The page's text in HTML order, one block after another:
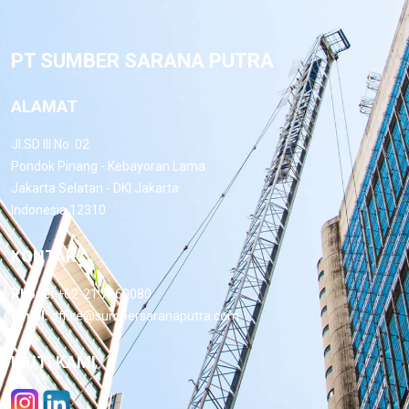
PT SUMBER SARANA PUTRA
ALAMAT
Jl.SD III No. 02
Pondok Pinang - Kebayoran Lama
Jakarta Selatan - DKI Jakarta
Indonesia 12310
KONTAK
Phone: +62-21 7660080
Email:office@sumbersaranaputra.com
IKUTI KAMI